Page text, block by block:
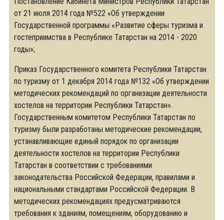
от 21 июля 2014 года №522 «Об утверждении
Государственной программы «Развитие сферы туризма и
гостеприимства в Республике Татарстан на 2014 - 2020
годы»;
Приказ Государственного комитета Республики Татарстан
по туризму от 1 декабря 2014 года №132 «Об утверждении
методических рекомендаций по организации деятельности
хостелов на территории Республики Татарстан».
Государственным комитетом Республики Татарстан по
туризму были разработаны методические рекомендации,
устанавливающие единый порядок по организации
деятельности хостелов на территории Республики
Татарстан в соответствии с требованиями
законодательства Российской Федерации, правилами и
национальными стандартами Российской Федерации. В
методических рекомендациях предусматриваются
требования к зданиям, помещениям, оборудованию и